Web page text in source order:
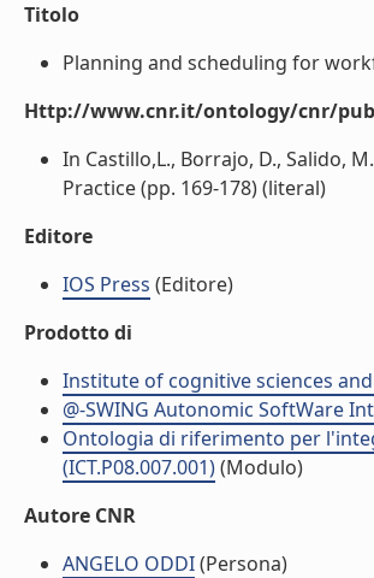
Titolo
Planning and scheduling for
Http://www.cnr.it/ontology/cnr/
In Castillo,L., Borrajo, D., Salido,
Practice (pp. 169-178) (literal)
Editore
IOS Press (Editore)
Prodotto di
Institute of cognitive sciences
@-SWING Autonomic SoftWare
Ontologia di riferimento per
(ICT.P08.007.001)(Modulo)
Autore CNR
ANGELO ODDI(Persona)